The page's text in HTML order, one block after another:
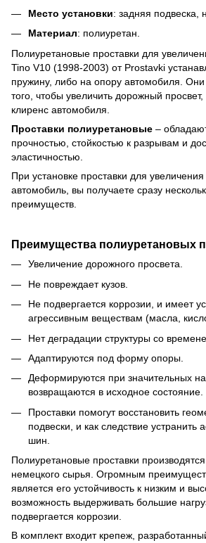
Место установки: задняя подвеска,
Материал: полиуретан.
Полиуретановые проставки для
Tino V10 (1998-2003) от Prostavki
пружину, либо на опору автомобиля. Они
того, чтобы увеличить дорожный просвет,
клиренс автомобиля.
Проставки полиуретановые –
прочностью, стойкостью к разрывам и
эластичностью.
При установке проставки для
автомобиль, вы получаете сразу
преимуществ.
Преимущества полиуретановых
Увеличение дорожного просвета.
Не повреждает кузов
Не подвергается коррозии, и имеет
агрессивным веществам (масла,
Нет деградации структуры со
Адаптируются под форму опоры.
Деформируются при значительных
возвращаются в исходное состояние.
Проставки помогут восстановить
подвески, и как следствие
шин.
Полиуретановые проставки производятся
немецкого сырья. Огромным
является его устойчивость к низким и
возможность выдерживать большие
подвергается коррозии.
В комплект входит крепеж,